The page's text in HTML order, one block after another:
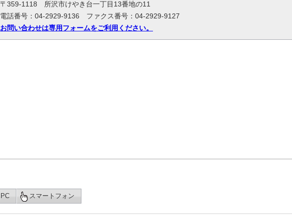
〒359-1118 所沢市けやき台一丁目13番地の11
電話番号：04-2929-9136 ファクス番号：04-2929-9127
お問い合わせは専用フォームをご利用ください。
PC スマートフォン